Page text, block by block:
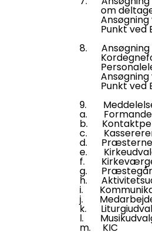
om
Ansøgning
Punkt ved
8. Ansøgning
Ansøgning
Punkt ved
9.
a.
b.
c.
d. Præsterne
e.
f.
g.
h.
i.
j.
k.
l.
m. KIC